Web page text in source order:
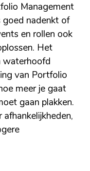
Management
goed nadenkt of
en rollen ook
Het
waterhoofd
van Portfolio
meer je gaat
gaan plakken.